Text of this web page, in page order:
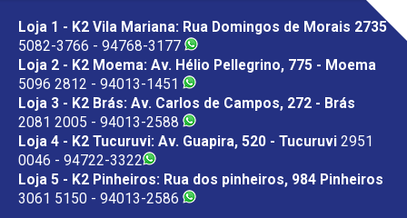
Loja 1 - K2 Vila Mariana: Rua Domingos de Morais 2735
5082-3766 - 94768-3177
Loja 2 - K2 Moema: Av. Hélio Pellegrino, 775 - Moema
5096 2812 - 94013-1451
Loja 3 - K2 Brás: Av. Carlos de Campos, 272 - Brás
2081 2005 - 94013-2588
Loja 4 - K2 Tucuruvi: Av. Guapira, 520 - Tucuruvi 2951
0046 - 94722-3322
Loja 5 - K2 Pinheiros: Rua dos pinheiros, 984 Pinheiros
3061 5150 - 94013-2586